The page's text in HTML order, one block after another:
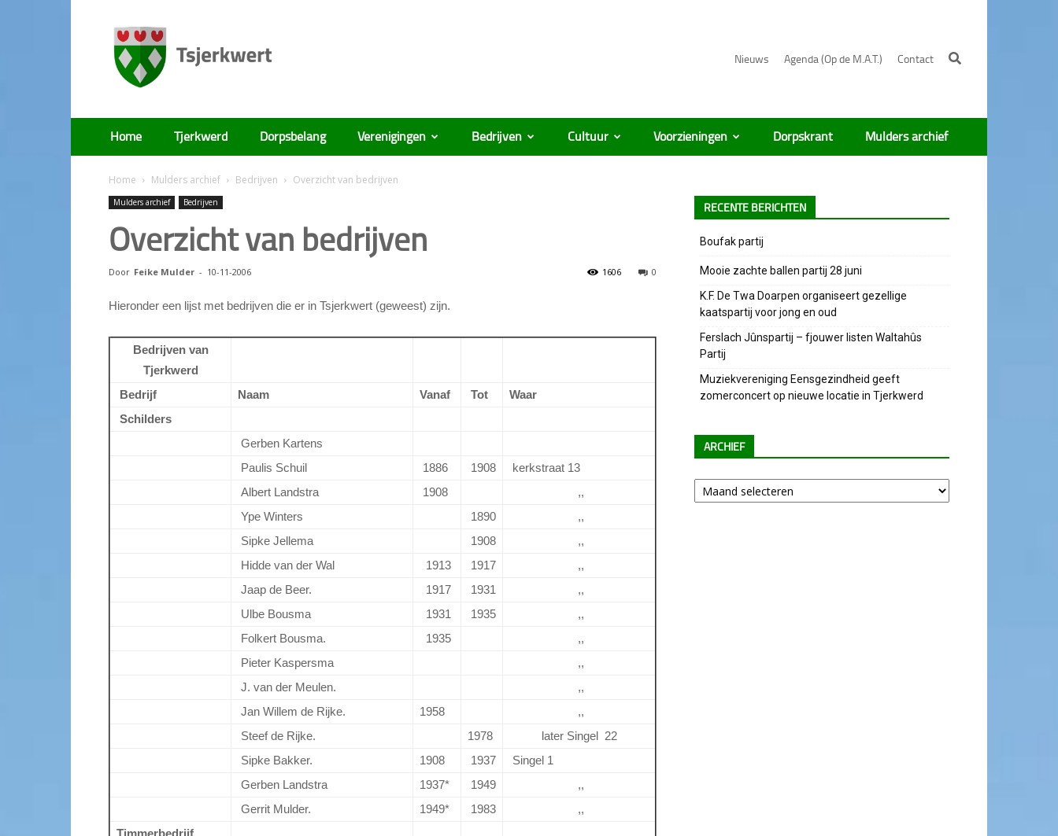
Nieuws Agenda (Op de M.A.T.) Contact
Tsjerkwert
Home Tjerkwerd Dorpsbelang Verenigingen Bedrijven Cultuur Voorzieningen Dorpskrant Mulders archief
Home Mulders archief Bedrijven Overzicht van bedrijven
Mulders archief Bedrijven
Overzicht van bedrijven
Door Feike Mulder - 10-11-2006 0
1606
Hieronder een lijst met bedrijven die er in Tsjerkwert (geweest) zijn.
Bedrijven van
Tjerkwerd
Bedrijf
Naam Vanaf Tot
Waar
Schilders
Gerben Kartens
Paulis Schuil
1886 1908
kerkstraat 13
Albert Landstra
1908
,,
Ype Winters
1890
,,
Sipke Jellema
1908
,,
Hidde van der Wal
1913 1917
,,
Jaap de Beer.
1917 1931
,,
Ulbe Bousma
1931 1935
,,
Folkert Bousma.
1935
,,
Pieter Kaspersma
,,
J. van der Meulen.
,,
Jan Willem de Rijke.
1958
,,
Steef de Rijke.
1978
later Singel 22
Sipke Bakker.
1908 1937
Singel 1
Gerben Landstra
1937* 1949
,,
Gerrit Mulder.
1949* 1983
,,
Timmerbedrijf
RECENTE BERICHTEN
Boufak partij
Mooie zachte ballen partij 28 juni
K.F. De Twa Doarpen organiseert gezellige
kaatspartij voor jong en oud
Ferslach Jûnspartij – fjouwer listen Waltahûs
Partij
Muziekvereniging Eensgezindheid geeft
zomerconcert op nieuwe locatie in Tjerkwerd
ARCHIEF
Archief